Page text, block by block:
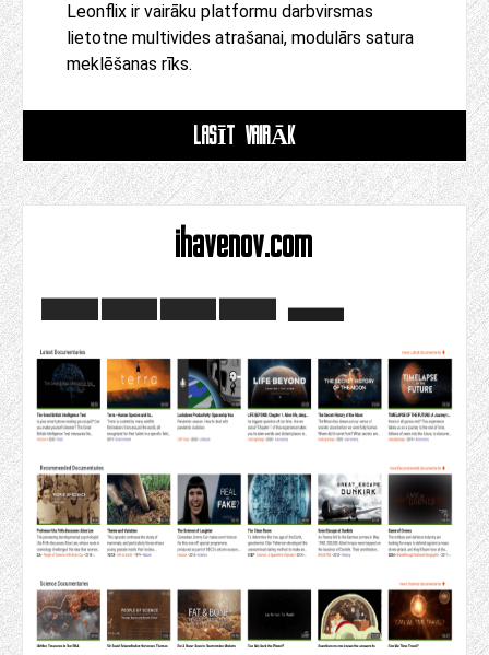
Leonflix ir vairāku platformu darbvirsmas
lietotne multivides atrašanai, modulārs satura
meklēšanas rīks.
LASĪT VAIRĀK
ihavenov.com